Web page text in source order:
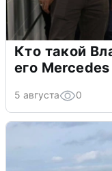
Кто такой
его
5 августа 0